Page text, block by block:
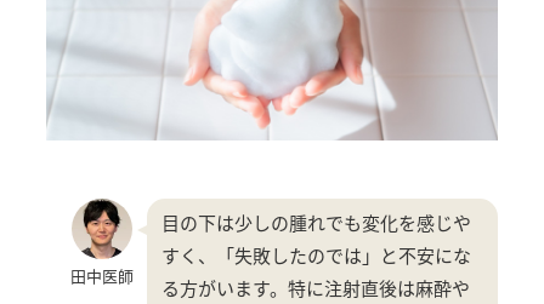
田中医師
目の下は少しの腫れでも変化を感じや
すく、「失敗したのでは」と不安にな
る方がいます。特に注射直後は麻酔や